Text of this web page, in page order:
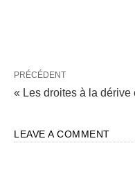
PRÉCÉDENT
« Les droites à la
LEAVE A COMMENT